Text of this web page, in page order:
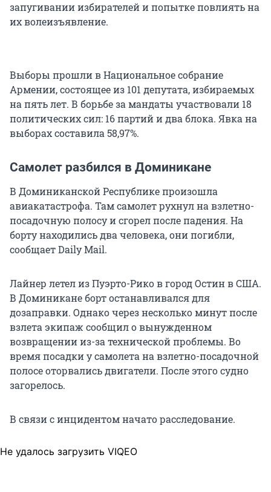
запугивании избирателей и попытке повлиять на
их волеизъявление.
Выборы прошли в Национальное собрание
Армении, состоящее из 101 депутата, избираемых
на пять лет. В борьбе за мандаты участвовали 18
политических сил: 16 партий и два блока. Явка на
выборах составила 58,97%.
Самолет разбился в Доминикане
В Доминиканской Республике произошла
авиакатастрофа. Там самолет рухнул на взлетно-
посадочную полосу и сгорел после падения. На
борту находились два человека, они погибли,
сообщает Daily Mail.
Лайнер летел из Пуэрто-Рико в город Остин в США.
В Доминикане борт останавливался для
дозаправки. Однако через несколько минут после
взлета экипаж сообщил о вынужденном
возвращении из-за технической проблемы. Во
время посадки у самолета на взлетно-посадочной
полосе оторвались двигатели. После этого судно
загорелось.
В связи с инцидентом начато расследование.
Не удалось загрузить VIQEO